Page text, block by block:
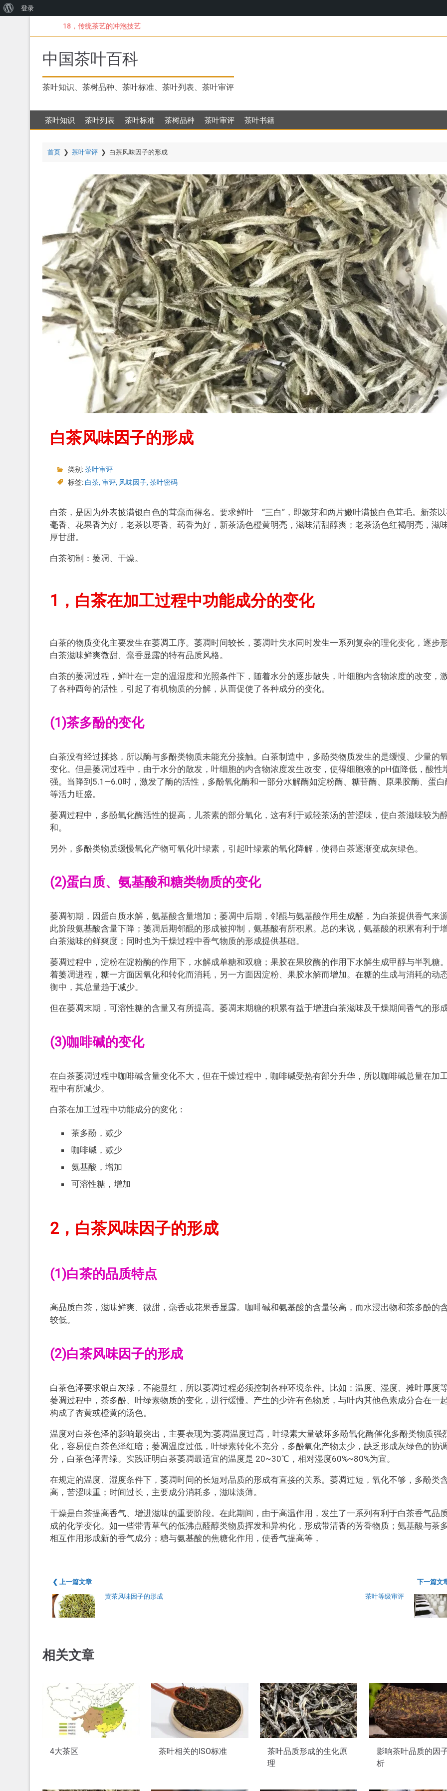
到
18，传统茶艺的冲泡技艺
中国茶叶百科
茶叶知识、茶树品种、茶叶标准、茶叶列表、茶叶审评
茶叶知识 茶叶列表 茶叶标准 茶树品种 茶叶审评 茶叶书籍
首页❯ 茶叶审评❯ 白茶风味因子的形成
白茶风味因子的形成
类别:茶叶审评
标签: 白茶, 审评, 风味因子, 茶叶密码
白茶，是因为外表披满银白色的茸毫而得名。要求鲜叶 “三白”，即嫩芽和两片嫩叶满披白色茸毛。新茶
毫香、花果香为好，老茶以枣香、药香为好，新茶汤色橙黄明亮，滋味清甜醇爽；老茶汤色红褐明亮，滋
厚甘甜。
白茶初制：萎凋、干燥。
1，白茶在加工过程中功能成分的变化
白茶的物质变化主要发生在萎凋工序。萎凋时间较长，萎凋叶失水同时发生一系列复杂的理化变化，逐步
白茶滋味鲜爽微甜、毫香显露的特有品质风格。
白茶的萎凋过程，鲜叶在一定的温湿度和光照条件下，随着水分的逐步散失，叶细胞内含物浓度的改变，
了各种酉每的活性，引起了有机物质的分解，从而促使了各种成分的变化。
(1)茶多酚的变化
白茶没有经过揉捻，所以酶与多酚类物质未能充分接触。白茶制造中，多酚类物质发生的是缓慢、少量的
变化。但是萎凋过程中，由于水分的散发，叶细胞的内含物浓度发生改变，使得细胞液的pH值降低，酸性
强。当降到5.1—6.0时，激发了酶的活性，多酚氧化酶和一部分水解酶如淀粉酶、糖苷酶、原果胶酶、蛋白
等活力旺盛。
萎凋过程中，多酚氧化酶活性的提高，儿茶素的部分氧化，这有利于减轻茶汤的苦涩味，使白茶滋味较为
和。
另外，多酚类物质缓慢氧化产物可氧化叶绿素，引起叶绿素的氧化降解，使得白茶逐渐变成灰绿色。
(2)蛋白质、氨基酸和糖类物质的变化
萎凋初期，因蛋白质水解，氨基酸含量增加；萎凋中后期，邻醌与氨基酸作用生成醛，为白茶提供香气来
此阶段氨基酸含量下降；萎凋后期邻醌的形成被抑制，氨基酸有所积累。总的来说，氨基酸的积累有利于
白茶滋味的鲜爽度；同时也为干燥过程中香气物质的形成提供基础。
萎凋过程中，淀粉在淀粉酶的作用下，水解成单糖和双糖；果胶在果胶酶的作用下水解生成甲醇与半乳糖
着萎凋进程，糖一方面因氧化和转化而消耗，另一方面因淀粉、果胶水解而增加。在糖的生成与消耗的动
衡中，其总量趋于减少。
但在萎凋末期，可溶性糖的含量又有所提高。萎凋末期糖的积累有益于增进白茶滋味及干燥期间香气的形
(3)咖啡碱的变化
在白茶萎凋过程中咖啡碱含量变化不大，但在干燥过程中，咖啡碱受热有部分升华，所以咖啡碱总量在加
程中有所减少。
白茶在加工过程中功能成分的変化：
茶多酚，减少
咖啡碱，减少
氨基酸，增加
可溶性糖，增加
2，白茶风味因子的形成
(1)白茶的品质特点
高品质白茶，滋味鲜爽、微甜，毫香或花果香显露。咖啡碱和氨基酸的含量较高，而水浸出物和茶多酚的
较低。
(2)白茶风味因子的形成
白茶色泽要求银白灰绿，不能显红，所以萎凋过程必须控制各种环境条件。比如：温度、湿度、摊叶厚度
萎凋过程中，茶多酚、叶绿素物质的变化，进行缓慢。产生的少许有色物质，与叶内其他色素成分合在一
构成了杏黄或橙黄的汤色。
温度对白茶色泽的影响最突出，主要表现为:萎凋温度过高，叶绿素大量破坏多酚氧化酶催化多酚类物质强
化，容易使白茶色泽红暗；萎凋温度过低，叶绿素转化不充分，多酚氧化产物太少，缺乏形成灰绿色的协
分，白茶色泽青绿。实践证明白茶萎凋最适宜的温度是 20~30℃，相对湿度60%~80%为宜。
在规定的温度、湿度条件下，萎凋时间的长短对品质的形成有直接的关系。萎凋过短，氧化不够，多酚类
高，苦涩味重；时间过长，主要成分消耗多，滋味淡薄。
干燥是白茶提高香气、增进滋味的重要阶段。在此期间，由于高温作用，发生了一系列有利于白茶香气品
成的化学变化。如一些带青草气的低沸点醛醇类物质挥发和异构化，形成带清香的芳香物质；氨基酸与茶
相互作用形成新的香气成分；糖与氨基酸的焦糖化作用，使香气提高等，
❮ 上一篇文章
黄茶风味因子的形成
下一篇文
茶叶等级审评
相关文章
4大茶区 茶叶相关的ISO标准
茶叶品质形成的生化原
理
影响茶叶品质的因
析
WordPress
登录